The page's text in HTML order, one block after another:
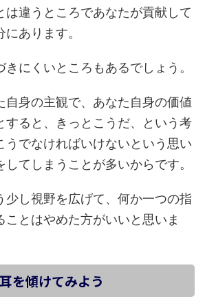
は違うところであなたが貢献して
あります。
にくいところもあるでしょう。
自身の主観で、あなた自身の価値
すると、きっとこうだ、という考
うでなければいけないという思い
てしまうことが多いからです。
少し視野を広げて、何か一つの指
ことはやめた方がいいと思いま
を傾けてみよう